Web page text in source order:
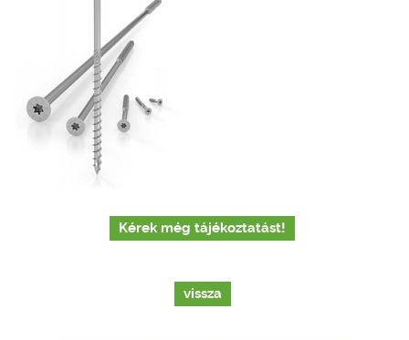
Kérek még tájékoztatást!
vissza